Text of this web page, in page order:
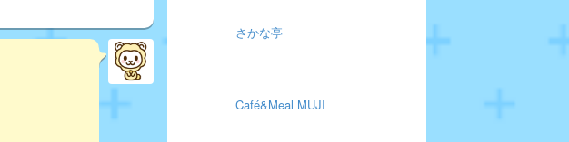
さかな亭
Café&Meal MUJI